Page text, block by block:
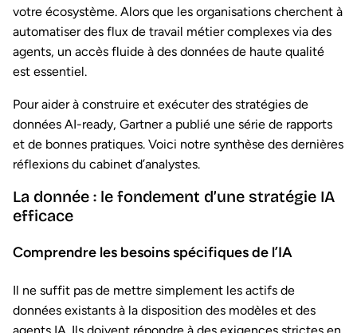
votre écosystème. Alors que les organisations cherchent à
automatiser des flux de travail métier complexes via des
agents, un accès fluide à des données de haute qualité
est essentiel.
Pour aider à construire et exécuter des stratégies de
données AI-ready, Gartner a publié une série de rapports
et de bonnes pratiques. Voici notre synthèse des dernières
réflexions du cabinet d’analystes.
La donnée : le fondement d’une stratégie IA
efficace
Comprendre les besoins spécifiques de l’IA
Il ne suffit pas de mettre simplement les actifs de
données existants à la disposition des modèles et des